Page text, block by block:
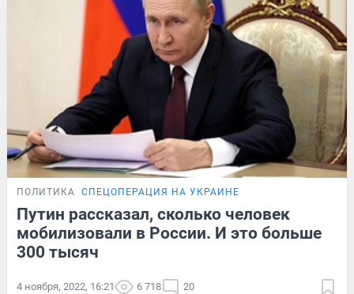
ПОЛИТИКА СПЕЦОПЕРАЦИЯ НА УКРАИНЕ
Путин рассказал, сколько человек
мобилизовали в России. И это больше
300 тысяч
4 ноября, 2022, 16:21 6 718 20